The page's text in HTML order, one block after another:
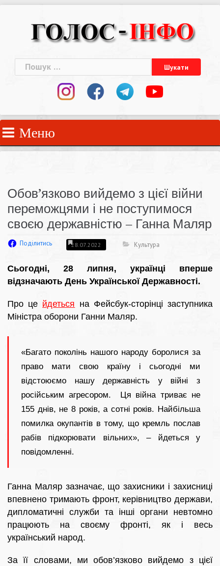
Пошук:
Меню
Обов’язково вийдемо з цієї війни
переможцями і не поступимося
своєю державністю – Ганна Маляр
Поділитись 28.07.2022 Культура
Сьогодні, 28 липня, українці вперше
відзначають День Української Державності.
Про це йдеться на Фейсбук-сторінці заступника
Міністра оборони Ганни Маляр.
«Багато поколінь нашого народу боролися за
право мати свою країну і сьогодні ми
відстоюємо нашу державність у війні з
російським агресором. Ця війна триває не
155 днів, не 8 років, а сотні років. Найбільша
помилка окупантів в тому, що кремль послав
рабів підкорювати вільних», – йдеться у
повідомленні.
Ганна Маляр зазначає, що захисники і захисниці
впевнено тримають фронт, керівництво держави,
дипломатичні служби та інші органи невтомно
працюють на своєму фронті, як і весь
український народ.
За її словами, ми обов’язково вийдемо з цієї